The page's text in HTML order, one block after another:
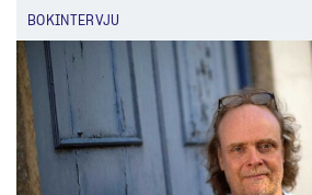
BOKINTERVJU